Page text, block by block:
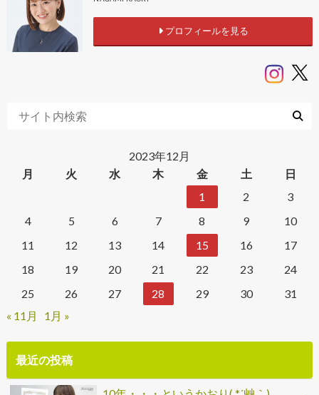
プロフィールを見る
2023年12月
月
火 水 木 金 土
日
1
2
3
4
5 6 7 8 9
10
11
12 13 14 15 16
17
18
19 20 21 22 23
24
25
26 27 28 29 30
31
« 11月
1月 »
最近の投稿